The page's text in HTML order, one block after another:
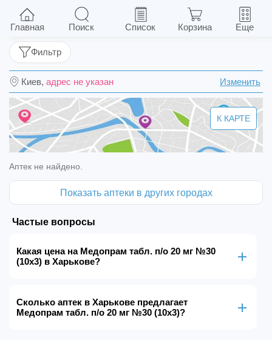
Медопрам табл. п/о 20 мг №30 (10х3)
Киев, адрес не указан Изменить
Фильтр
К КАРТЕ
Аптек не найдено.
Показать аптеки в других городах
Частые вопросы
Какая цена на Медопрам табл. п/о 20 мг №30
(10х3) в Харькове?
Сколько аптек в Харькове предлагает
Медопрам табл. п/о 20 мг №30 (10х3)?
Главная Поиск Список Корзина Еще